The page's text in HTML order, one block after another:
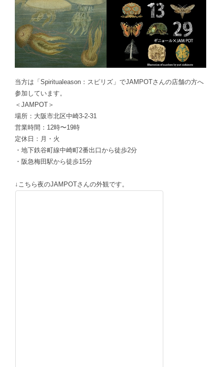
当方は「Spiritualeason：スピリズ」でJAMPOTさんの店舗の方へ
参加しています。
＜JAMPOT＞
場所：大阪市北区中崎3-2-31
営業時間：12時〜19時
定休日：月・火
・地下鉄谷町線中崎町2番出口から徒歩2分
・阪急梅田駅から徒歩15分
↓こちら夜のJAMPOTさんの外観です。